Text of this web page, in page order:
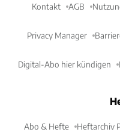
Kontakt AGB
Privacy Manager
Digital-Abo hier kündigen
Abo & Hefte Heftarchiv